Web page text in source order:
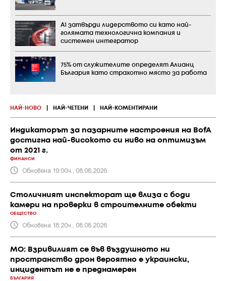
НАЙ-НОВО НАЙ-ЧЕТЕНИ НАЙ-КОМЕНТИРАНИ
Индикаторът за пазарните настроения на BofA
достигна най-високото си ниво на оптимизъм
от 2021 г.
ФИНАНСИ
Обновена 19:00ч., 08.08.2026
Столичният инспекторат ще влиза с боди
камери на проверки в строителните обекти
ОБЩЕСТВО
Обновена 18:20ч., 08.08.2026
МО: Взривилият се във въздушното ни
пространство дрон вероятно е украински,
инцидентът не е преднамерен
БЪЛГАРИЯ
А1 затвърди лидерството си като най-
голямата технологична компания и
системен интегратор
75% от служителите определят Алианц
България като страхотно място за работа